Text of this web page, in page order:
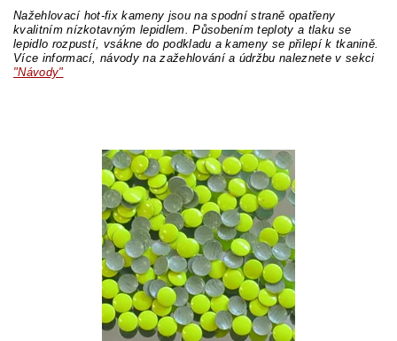
Nažehlovací hot-fix kameny jsou na spodní straně opatřeny
kvalitním nízkotavným lepidlem. Působením teploty a tlaku se
lepidlo rozpustí, vsákne do podkladu a kameny se přilepí k tkanině.
Více informací, návody na zažehlování a údržbu naleznete v sekci
"Návody"